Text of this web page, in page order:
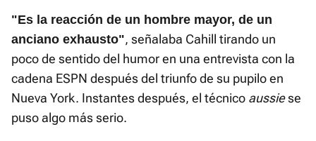
"Es la reacción de un hombre mayor, de un
anciano exhausto", señalaba Cahill tirando un
poco de sentido del humor en una entrevista con la
cadena ESPN después del triunfo de su pupilo en
Nueva York. Instantes después, el técnico aussiese
puso algo más serio.